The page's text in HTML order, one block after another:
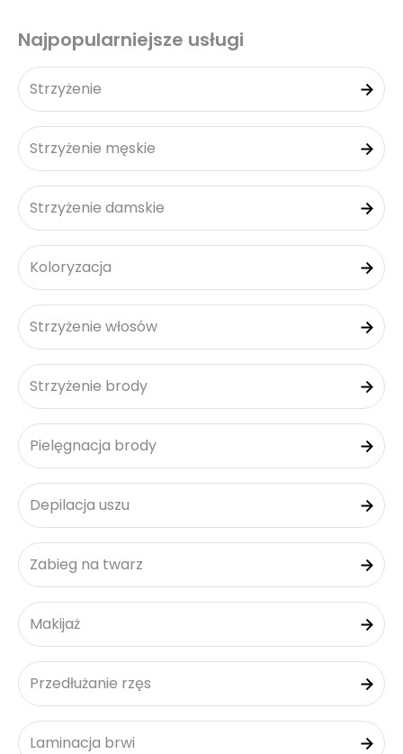
Najpopularniejsze usługi
Strzyżenie
Strzyżenie męskie
Strzyżenie damskie
Koloryzacja
Strzyżenie włosów
Strzyżenie brody
Pielęgnacja brody
Depilacja uszu
Zabieg na twarz
Makijaż
Przedłużanie rzęs
Laminacja brwi